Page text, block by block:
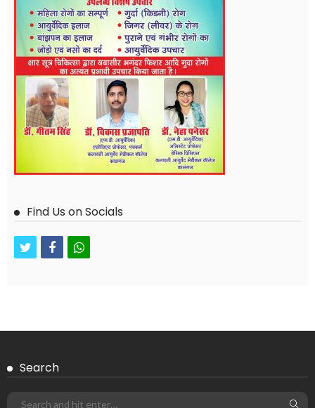
Find Us on Socials
twitterfacebookwhatsapp
Search